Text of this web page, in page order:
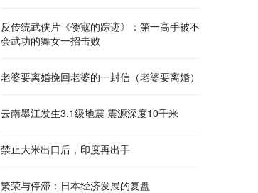
反传统武侠片《倭寇的踪迹》：第一高手被不
会武功的舞女一招击败
老婆要离婚挽回老婆的一封信（老婆要离婚）
云南墨江发生3.1级地震 震源深度10千米
禁止大米出口后，印度再出手
繁荣与停滞：日本经济发展的复盘